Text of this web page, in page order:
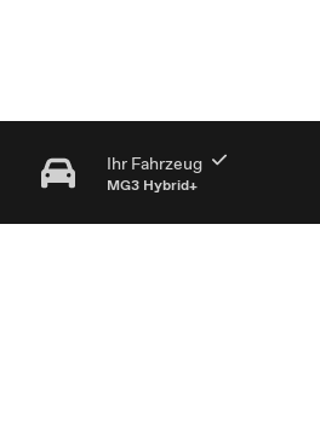
Ihr Fahrzeug
MG3 Hybrid+